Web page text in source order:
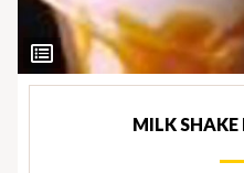
Ver
Ingredientes
MILK